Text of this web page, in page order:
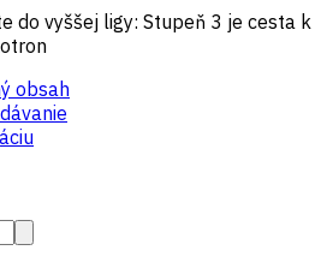
do vyššej ligy: Stupeň 3 je cesta k
obsah